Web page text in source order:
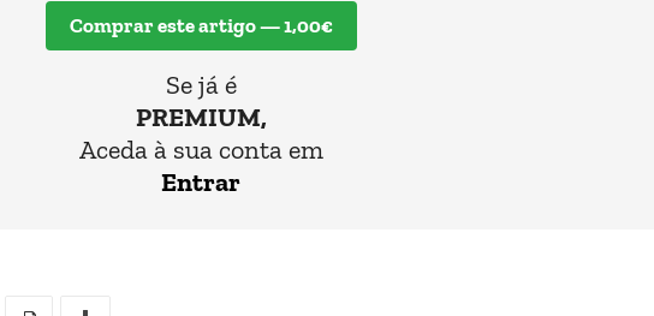
Comprar este artigo — 1,00€
Se já é
PREMIUM,
Aceda à sua conta em
Entrar